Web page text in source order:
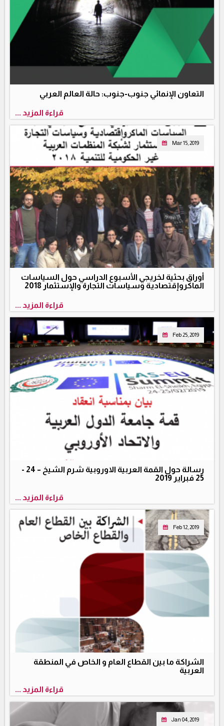
التعاون الإنمائي جنوب-جنوب: حالة العالم العربي
قراءة المزيد ...
Mar 15, 2019
أوراق بحثية لخريجي الأسبوع الدراسي حول السياسات
الماكروإقتصادية وسياسات التجارة والإستثمار 2018
قراءة المزيد ...
Feb 25, 2019
رسالة حول القمة العربية الاوروبية شرم الشيخ – 24 -
25 فبراير 2019
قراءة المزيد ...
Feb 12, 2019
الشراكة ما بين القطاع العام و الخاص في المنطقة
العربية
قراءة المزيد ...
Jan 04, 2019